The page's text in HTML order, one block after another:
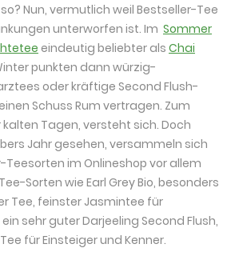
Nun, vermutlich weil Bestseller-Tee
unterworfen ist. Im Sommer
eindeutig beliebter als Chai
punkten dann würzig-
oder kräftige Second Flush-
Schuss Rum vertragen. Zum
Tagen, versteht sich. Doch
Jahr gesehen, versammeln sich
im Onlineshop vor allem
Sorten wie Earl Grey Bio, besonders
Tee, feinster Jasmintee für
sehr guter Darjeeling Second Flush,
für Einsteiger und Kenner.